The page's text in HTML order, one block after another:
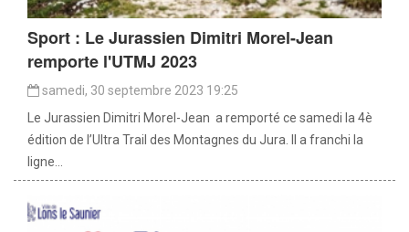
Sport : Le Jurassien Dimitri Morel-Jean
remporte l'UTMJ 2023
samedi, 30 septembre 2023 19:25
Le Jurassien Dimitri Morel-Jean a remporté ce samedi la 4è
édition de l’Ultra Trail des Montagnes du Jura. Il a franchi la
ligne...